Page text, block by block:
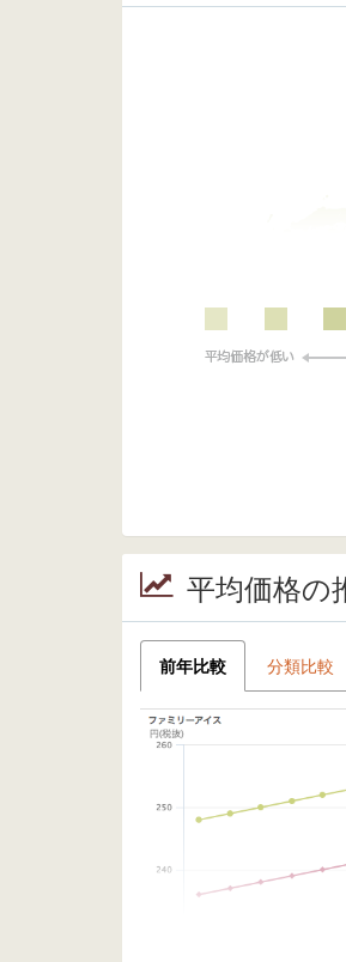
平均価格の
前年比較 分類比較